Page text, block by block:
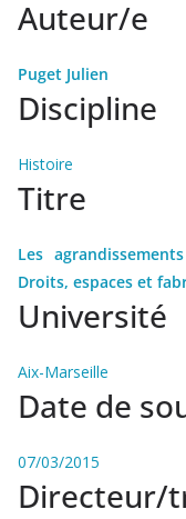
Auteur/e
Puget Julien
Discipline
Histoire
Titre
Les
Droits, espaces et
Université
Aix-Marseille
Date de
07/03/2015
Directeur/